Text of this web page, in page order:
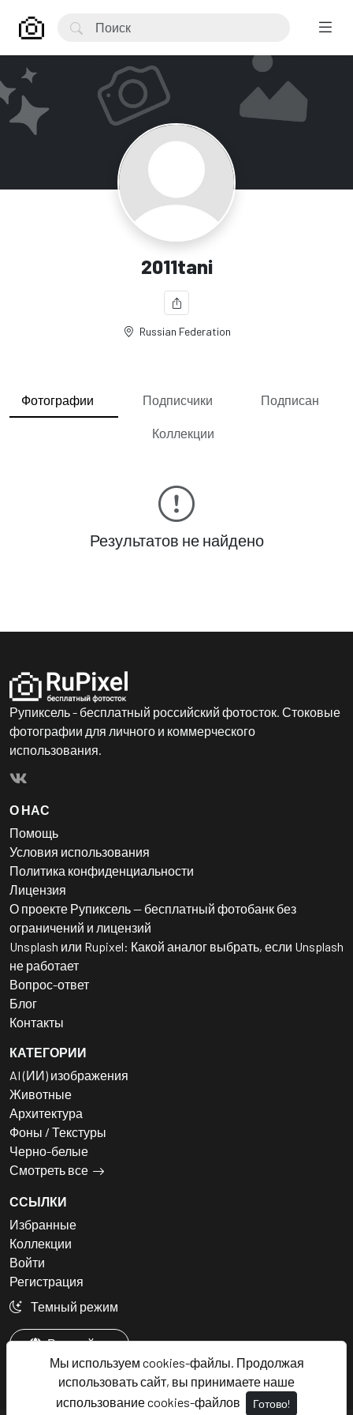
Мы используем cookies-файлы. Продолжая
использовать сайт, вы принимаете наше
использование cookies-файлов
Готово!
2011tani
Russian Federation
Фотографии Подписчики Подписан
Коллекции
Результатов не найдено
Рупиксель - бесплатный российский фотосток. Стоковые
фотографии для личного и коммерческого
использования.
О НАС
Помощь
Условия использования
Политика конфиденциальности
Лицензия
О проекте Рупиксель — бесплатный фотобанк без
ограничений и лицензий
Unsplash или Rupixel: Какой аналог выбрать, если Unsplash
не работает
Вопрос-ответ
Блог
Контакты
КАТЕГОРИИ
AI (ИИ) изображения
Животные
Архитектура
Фоны / Текстуры
Черно-белые
Смотреть все
ССЫЛКИ
Избранные
Коллекции
Войти
Регистрация
Темный режим
Русский